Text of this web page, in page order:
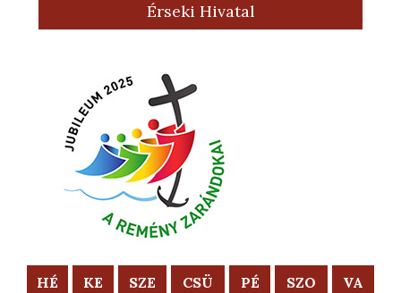
Érseki Hivatal
HÉ KE SZE CSÜ PÉ SZO VA